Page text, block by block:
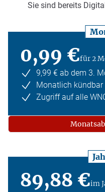
Sie sind bereits
0,99 €für 2
9,99 € ab dem 3.
Monatlich kündbar
Zugriff auf alle
89,88 €im